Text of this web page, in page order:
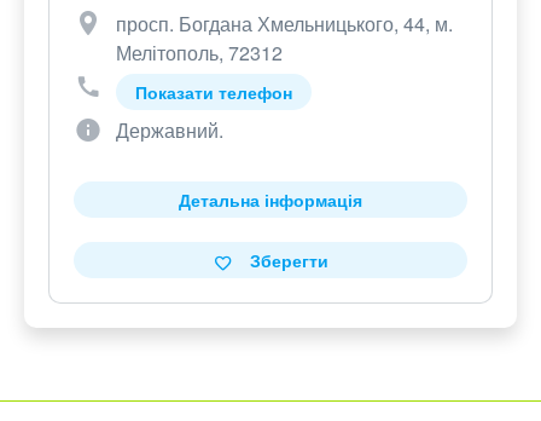
просп. Богдана Хмельницького, 44, м.
Мелітополь, 72312
Показати телефон
Державний.
Детальна інформація
Зберегти